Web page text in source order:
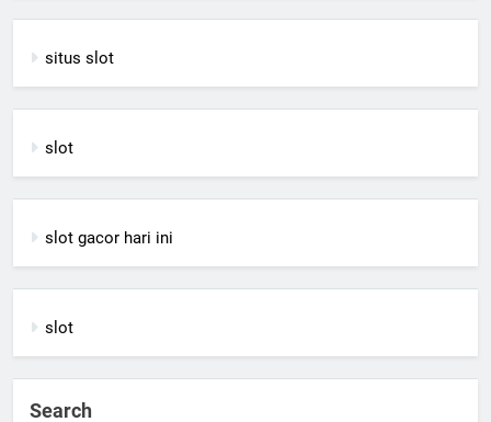
situs slot
slot
slot gacor hari ini
slot
Search